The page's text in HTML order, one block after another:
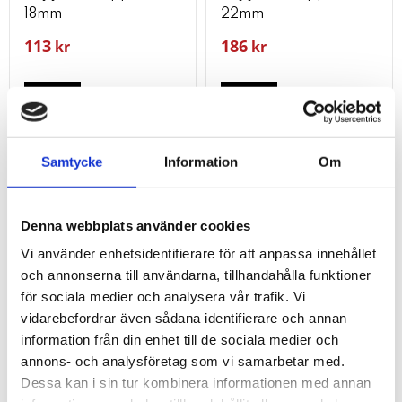
Samtycke Information Om
Denna webbplats använder cookies
Vi använder enhetsidentifierare för att anpassa innehållet
och annonserna till användarna, tillhandahålla funktioner
för sociala medier och analysera vår trafik. Vi
vidarebefordrar även sådana identifierare och annan
information från din enhet till de sociala medier och
annons- och analysföretag som vi samarbetar med.
Dessa kan i sin tur kombinera informationen med annan
18mm
113 kr
KÖP
22mm
186 kr
böjfjäder kopparrör.
3/4"
böjfjäder kopparrör.
3/8"